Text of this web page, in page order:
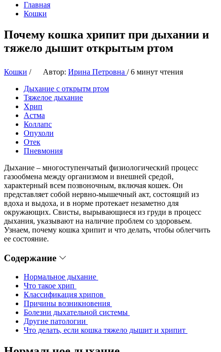
Главная
Кошки
Почему кошка хрипит при дыхании и
тяжело дышит открытым ртом
Кошки / Автор: Ирина Петровна /6 минут чтения
Дыхание с открытм ртом
Тяжелое дыхание
Хрип
Астма
Коллапс
Опухоли
Отек
Пневмония
Дыхание – многоступенчатый физиологический процесс
газообмена между организмом и внешней средой,
характерный всем позвоночным, включая кошек. Он
представляет собой нервно-мышечный акт, состоящий из
вдоха и выдоха, и в норме протекает незаметно для
окружающих. Свисты, вырывающиеся из груди в процесс
дыхания, указывают на наличие проблем со здоровьем.
Узнаем, почему кошка хрипит и что делать, чтобы облегчить
ее состояние.
Содержание
Нормальное дыхание
Что такое хрип
Классификация хрипов
Причины возникновения
Болезни дыхательной системы
Другие патологии
Что делать, если кошка тяжело дышит и хрипит